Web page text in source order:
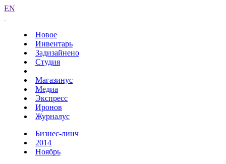
EN
Новое
Инвентарь
Задизайнено
Студия
Магазинус
Медиа
Экспресс
Иронов
Журналус
Бизнес-линч
2014
Ноябрь